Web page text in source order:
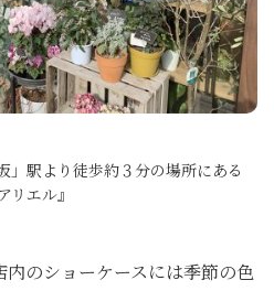
」駅より徒歩約３分の場所にある
リエル』
のショーケースには季節の色